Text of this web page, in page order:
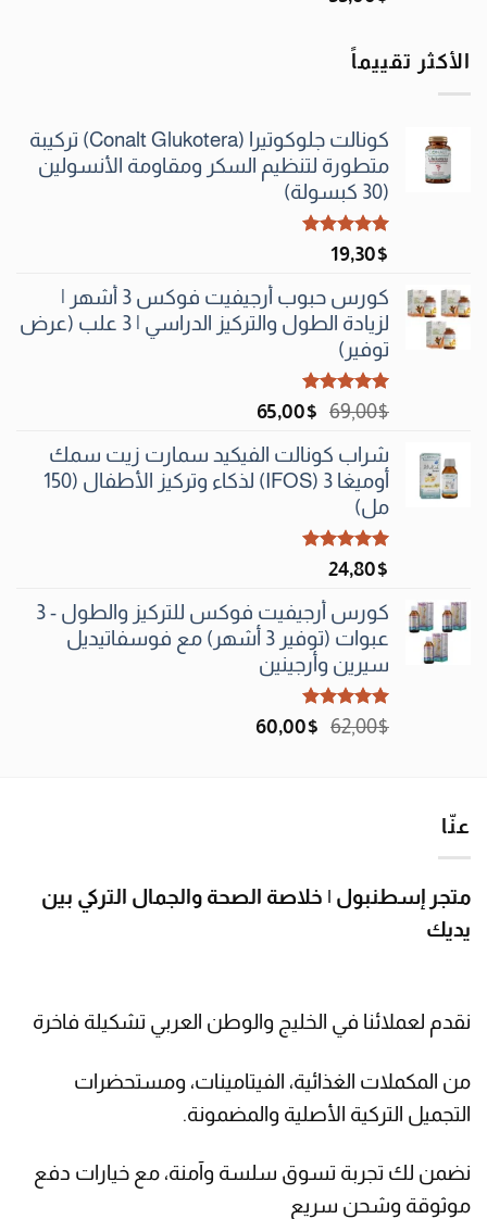
الأكثر تقييماً
كونالت جلوكوتيرا (Conalt Glukotera) تركيبة
متطورة لتنظيم السكر ومقاومة الأنسولين
(30 كبسولة)
تم التقييم
5.00من 5
19٫30$
كورس حبوب أرجيفيت فوكس 3 أشهر |
لزيادة الطول والتركيز الدراسي | 3 علب (عرض
توفير)
تم التقييم
5.00 من 5
69٫00$
السعر
هو:
69٫00$.
65٫00$
السعر
هو:
65٫00$.
شراب كونالت الفيكيد سمارت زيت سمك
أوميغا 3 (IFOS) لذكاء وتركيز الأطفال (150
مل)
تم التقييم
5.00من 5
24٫80$
كورس أرجيفيت فوكس للتركيز والطول - 3
عبوات (توفير 3 أشهر) مع فوسفاتيديل
سيرين وأرجينين
تم التقييم
5.00 من 5
62٫00$
السعر
60٫00$
السعر
عنّا
متجر إسطنبول | خلاصة الصحة والجمال التركي بين
يديك
نقدم لعملائنا في الخليج والوطن العربي تشكيلة فاخرة
من المكملات الغذائية، الفيتامينات، ومستحضرات
التجميل التركية الأصلية والمضمونة.
نضمن لك تجربة تسوق سلسة وآمنة، مع خيارات دفع
موثوقة وشحن سريع